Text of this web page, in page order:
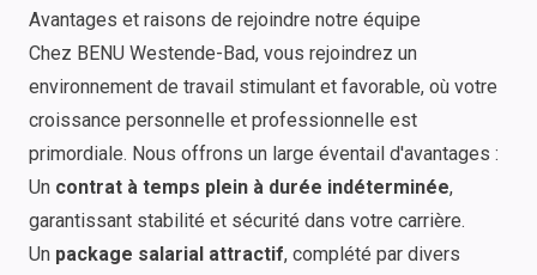
Avantages et raisons de rejoindre notre équipe
Chez BENU Westende-Bad, vous rejoindrez un
environnement de travail stimulant et favorable, où votre
croissance personnelle et professionnelle est
primordiale. Nous offrons un large éventail d'avantages :
Un contrat à temps plein à durée indéterminée,
garantissant stabilité et sécurité dans votre carrière.
Un package salarial attractif, complété par divers